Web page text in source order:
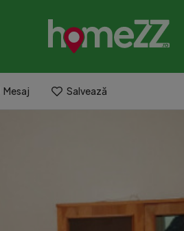
Mesaj Salvează